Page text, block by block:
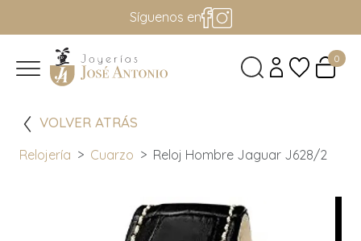
Síguenos en
0
VOLVER ATRÁS
Relojería Cuarzo Reloj Hombre Jaguar J628/2